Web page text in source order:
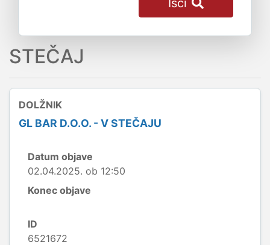
Išči
STEČAJ
DOLŽNIK
GL BAR D.O.O. - V STEČAJU
Datum objave
02.04.2025. ob 12:50
Konec objave
ID
6521672